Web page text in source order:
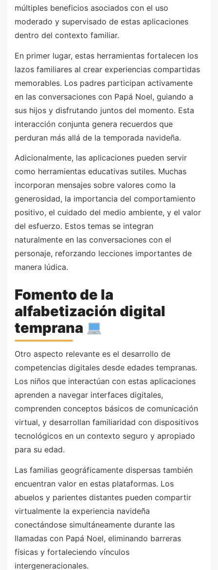
múltiples beneficios asociados con el uso
moderado y supervisado de estas aplicaciones
dentro del contexto familiar.
En primer lugar, estas herramientas fortalecen los
lazos familiares al crear experiencias compartidas
memorables. Los padres participan activamente
en las conversaciones con Papá Noel, guiando a
sus hijos y disfrutando juntos del momento. Esta
interacción conjunta genera recuerdos que
perduran más allá de la temporada navideña.
Adicionalmente, las aplicaciones pueden servir
como herramientas educativas sutiles. Muchas
incorporan mensajes sobre valores como la
generosidad, la importancia del comportamiento
positivo, el cuidado del medio ambiente, y el valor
del esfuerzo. Estos temas se integran
naturalmente en las conversaciones con el
personaje, reforzando lecciones importantes de
manera lúdica.
Fomento de la
alfabetización digital
temprana
Otro aspecto relevante es el desarrollo de
competencias digitales desde edades tempranas.
Los niños que interactúan con estas aplicaciones
aprenden a navegar interfaces digitales,
comprenden conceptos básicos de comunicación
virtual, y desarrollan familiaridad con dispositivos
tecnológicos en un contexto seguro y apropiado
para su edad.
Las familias geográficamente dispersas también
encuentran valor en estas plataformas. Los
abuelos y parientes distantes pueden compartir
virtualmente la experiencia navideña
conectándose simultáneamente durante las
llamadas con Papá Noel, eliminando barreras
físicas y fortaleciendo vínculos
intergeneracionales.